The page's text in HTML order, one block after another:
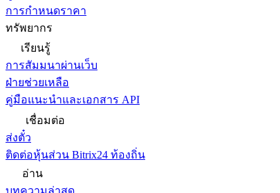
การกำหนดราคา
ทรัพยากร
เรียนรู้
การสัมมนาผ่านเว็บ
ฝ่ายช่วยเหลือ
คู่มือแนะนำและเอกสาร API
เชื่อมต่อ
ส่งตั๋ว
ติดต่อหุ้นส่วน Bitrix24 ท้องถิ่น
อ่าน
บทความล่าสุด